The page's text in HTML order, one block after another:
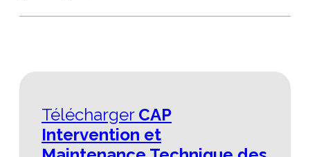
Télécharger CAP
Intervention et